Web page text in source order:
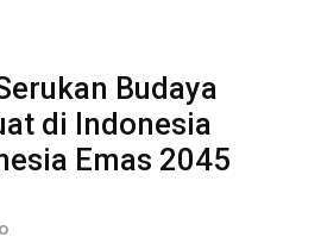
Budaya
di Indonesia
Emas 2045